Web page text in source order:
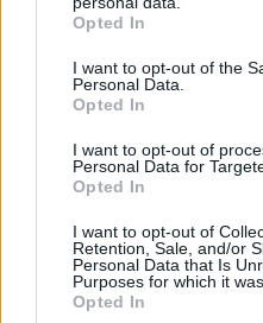
grant or deny consent to
use your data for below
consent section.
Opted In
I want to opt-out of the
Personal Data.
Opted In
I want to opt-out of
Personal Data for
Opted In
I want to opt-out of
Retention, Sale, and/or
Personal Data that Is
Purposes for which it
Opted In
Μητροπολιτική
Τέλος αναφερόμενος
αντιμετώπισή του
κορυφαίες
Αρχής, προσθέτοντας